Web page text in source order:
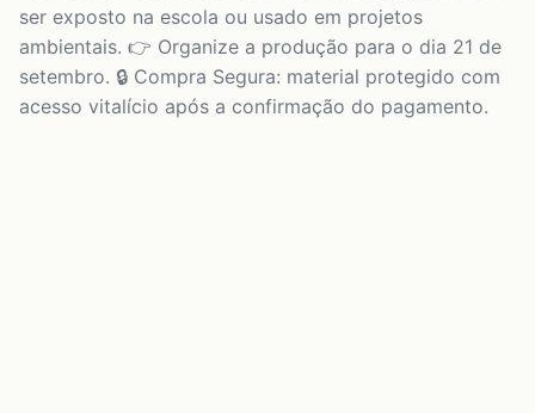
ser exposto na escola ou usado em projetos
ambientais. 👉 Organize a produção para o dia 21 de
setembro. 🔒 Compra Segura: material protegido com
acesso vitalício após a confirmação do pagamento.